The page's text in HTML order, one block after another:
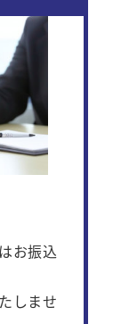
お振込
しませ